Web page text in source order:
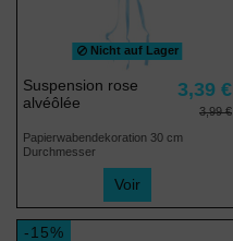
Nicht auf Lager
Suspension rose
alvéôlée
3,39 €
3,99 €
Papierwabendekoration 30 cm
Durchmesser
Voir
-15%